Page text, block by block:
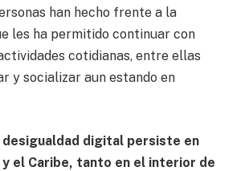
han hecho frente a la
les ha permitido continuar con
cotidianas, entre ellas
y socializar aun estando en
desigualdad digital persiste en
y el Caribe, tanto en el interior de